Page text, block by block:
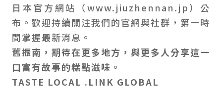
日本官方網站（www.jiuzhennan.jp）公
布。歡迎持續關注我們的官網與社群，第一時
間掌握最新消息。
舊振南，期待在更多地方，與更多人分享這一
口富有故事的糕點滋味。
TASTE LOCAL .LINK GLOBAL